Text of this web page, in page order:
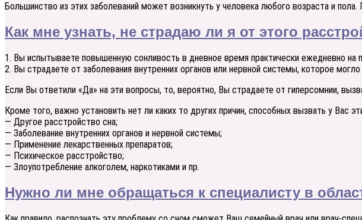
Большинство из этих заболеваний может возникнуть у человека любого возраста и
Как мне узнать, не страдаю ли я от этого
1. Вы испытываете повышенную сонливость в дневное время практически ежедневно на
2. Вы страдаете от заболевания внутренних органов или нервной системы, которое
Если Вы ответили «Да» на эти вопросы, то, вероятно, Вы страдаете от гиперсомнии,
Кроме того, важно установить нет ли каких то других причин, способных вызвать у Вас
— Другое расстройство сна;
— Заболевание внутренних органов и нервной системы;
— Применение лекарственных препаратов;
— Психическое расстройство;
— Злоупотребление алкоголем, наркотиками и пр.
Нужно ли мне обращаться к специалисту в